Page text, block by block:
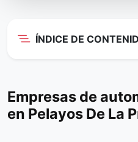
ÍNDICE DE
Empresas de
en Pelayos De La